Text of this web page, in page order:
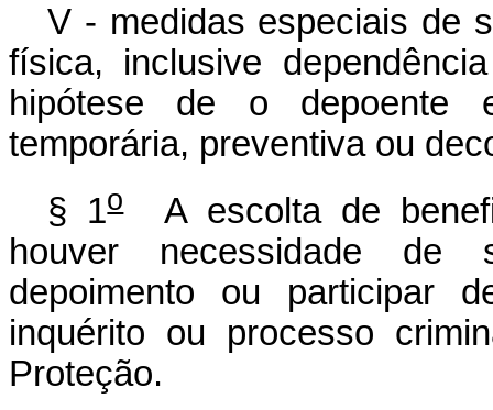
V - medidas especiais de
física, inclusive
hipótese de o depoente
temporária, preventiva ou
§ 1oA escolta de
houver necessidade de
depoimento ou participar
inquérito ou processo
Proteção.